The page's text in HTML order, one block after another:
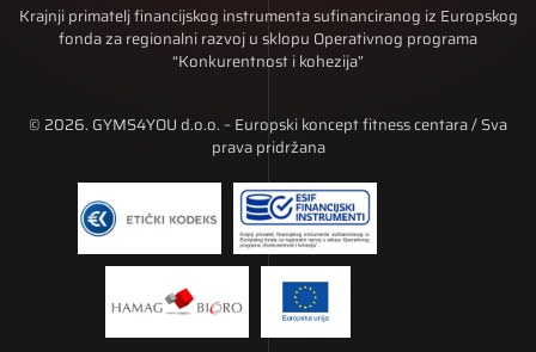
Krajnji primatelj financijskog instrumenta sufinanciranog iz Europskog
fonda za regionalni razvoj u sklopu Operativnog programa
“Konkurentnost i kohezija”
© 2026. GYMS4YOU d.o.o. – Europski koncept fitness centara / Sva
prava pridržana